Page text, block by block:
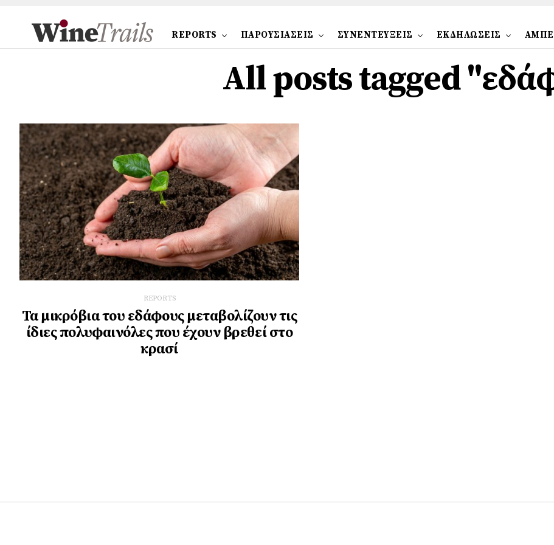
REPORTS ΠΑΡΟΥΣΙΑΣΕΙΣ ΣΥΝΕΝΤΕΥΞΕΙΣ ΕΚΔΗΛΩΣΕΙΣ
All posts tagged
REPORTS
Τα μικρόβια του εδάφους μεταβολίζουν τις
ίδιες πολυφαινόλες που έχουν βρεθεί στο
κρασί